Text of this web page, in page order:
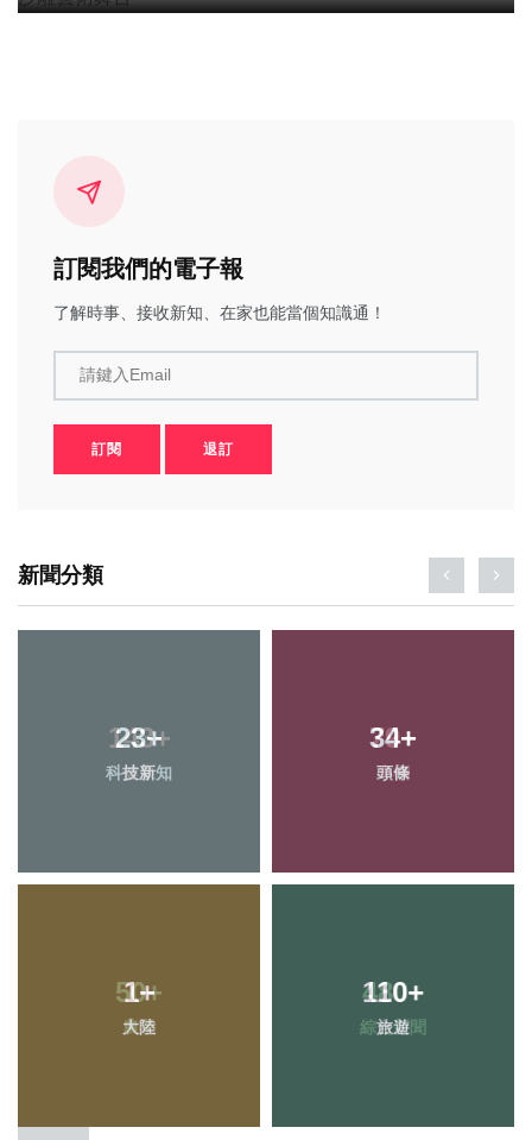
訂閱我們的電子報
了解時事、接收新知、在家也能當個知識通！
請鍵入Email
訂閱 退訂
新聞分類
23+
科技新知
34+
頭條
1+
大陸
110+
旅遊